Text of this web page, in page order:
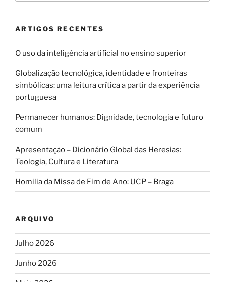
ARTIGOS RECENTES
O uso da inteligência artificial no ensino superior
Globalização tecnológica, identidade e fronteiras
simbólicas: uma leitura crítica a partir da experiência
portuguesa
Permanecer humanos: Dignidade, tecnologia e futuro
comum
Apresentação – Dicionário Global das Heresias:
Teologia, Cultura e Literatura
Homilia da Missa de Fim de Ano: UCP – Braga
ARQUIVO
Julho 2026
Junho 2026